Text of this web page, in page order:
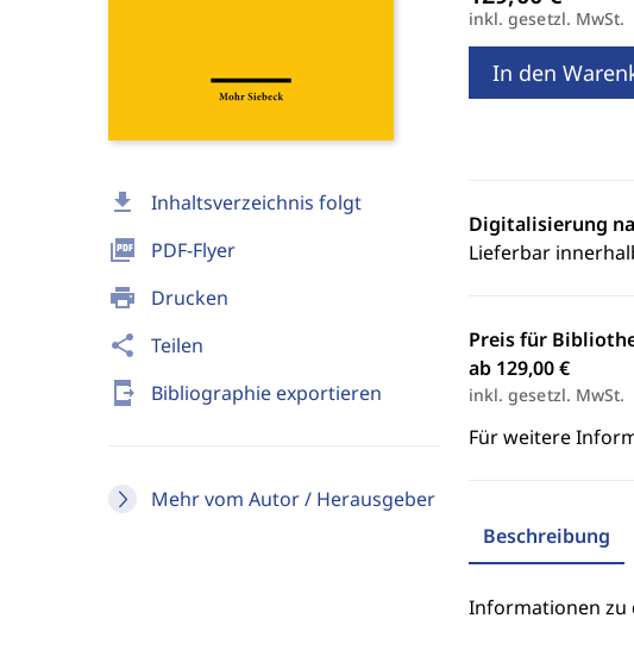
download Inhaltsverzeichnis folgt
picture_as_pdf PDF-Flyer
print Drucken
share Teilen
send_to_mobile Bibliographie exportieren
Mehr vom Autor / Herausgeber
inkl. gesetzl. MwSt.
In den
Digitalisierung
Lieferbar
Preis für
ab 129,00 €
inkl. gesetzl. MwSt.
Für weitere
Beschreibung
Informationen zu